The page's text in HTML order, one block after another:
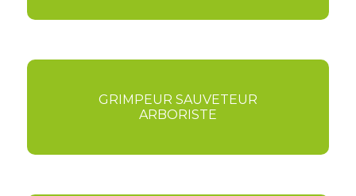
GRIMPEUR SAUVETEUR
ARBORISTE